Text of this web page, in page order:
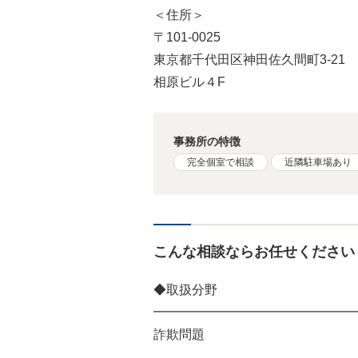
＜住所＞
〒101-0025
東京都千代田区神田佐久間町3‐21
相原ビル４F
事務所の特徴
完全個室で相談 近隣駐車場あり
こんな相談ならお任せください
◆取扱分野
詐欺問題